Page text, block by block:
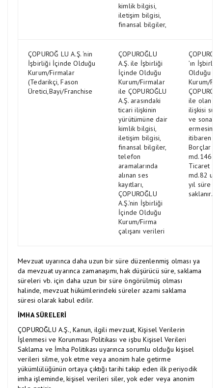
kimlik bilgisi,
iletişim bilgisi,
finansal bilgiler,
ÇOPUROĞ LU A.Ş. ‘nin
İşbirliği İçinde Olduğu
Kurum/Firmalar
(Tedarikçi, Fason
Üretici,Bayi/Franchise
ÇOPUROĞLU
A.Ş. ile İşbirliği
İçinde Olduğu
Kurum/Firmalar
ile ÇOPUROĞLU
A.Ş. arasındaki
ticari ilişkinin
yürütümüne dair
kimlik bilgisi,
iletişim bilgisi,
finansal bilgiler,
telefon
aramalarında
alınan ses
kayıtları,
ÇOPUROĞLU
A.Ş.’nin İşbirliği
İçinde Olduğu
Kurum/Firma
çalışanı verileri
’ın
Olduğu
Kurum/
ile olan
ilişkisi
ve sona
itibaren
Borçlar
md.146
Ticaret
md.82
yıl süre
saklanır.
Mevzuat uyarınca daha uzun bir süre düzenlenmiş olması ya
da mevzuat uyarınca zamanaşımı, hak düşürücü süre, saklama
süreleri vb. için daha uzun bir süre öngörülmüş olması
halinde, mevzuat hükümlerindeki süreler azami saklama
süresi olarak kabul edilir.
İMHA SÜRELERİ
ÇOPUROĞLU A.Ş., Kanun, ilgili mevzuat, Kişisel Verilerin
İşlenmesi ve Korunması Politikası ve işbu Kişisel Verileri
Saklama ve İmha Politikası uyarınca sorumlu olduğu kişisel
verileri silme, yok etme veya anonim hale getirme
yükümlülüğünün ortaya çıktığı tarihi takip eden ilk periyodik
imha işleminde, kişisel verileri siler, yok eder veya anonim